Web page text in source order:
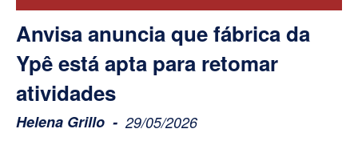
Anvisa anuncia que fábrica da
Ypê está apta para retomar
atividades
Helena Grillo 29/05/2026